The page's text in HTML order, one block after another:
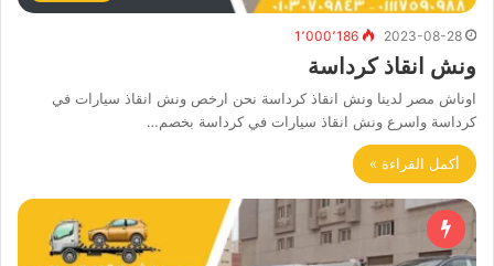
2023-08-28 1٬000٬186
ونش انقاذ كرداسة
اوناش مصر لدينا ونش انقاذ كرداسة نحن ارخص ونش انقاذ سيارات في
كرداسة واسرع ونش انقاذ سيارات في كرداسة بخصم…
أكمل القراءة »